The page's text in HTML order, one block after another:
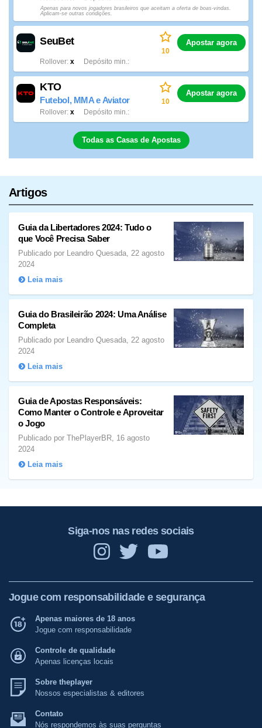
Apenas para novos jogadores brasileiros que aceitam a oferta de boas-vindas.
Aplicam-se outras condições.
SeuBet
x
Rollover Depósito min.
10
Apostar agora
KTO
Futebol, MMA e Aviator
x
Rollover Depósito min.
10
Apostar agora
Todas as Casas de Apostas
Artigos
Guia da Libertadores 2024: Tudo o
que Você Precisa Saber
Publicado por Leandro Quesada, 22 agosto
2024
Leia mais
Guia do Brasileirão 2024: Uma Análise
Completa
Publicado por Leandro Quesada, 22 agosto
2024
Leia mais
Guia de Apostas Responsáveis:
Como Manter o Controle e Aproveitar
o Jogo
Publicado por ThePlayerBR, 16 agosto
2024
Leia mais
Siga-nos nas redes sociais
Jogue com responsabilidade e segurança
Apenas maiores de 18 anos
Jogue com responsabilidade
Controle de qualidade
Apenas licenças locais
Sobre theplayer
Nossos especialistas & editores
Contato
Nós respondemos às suas perguntas